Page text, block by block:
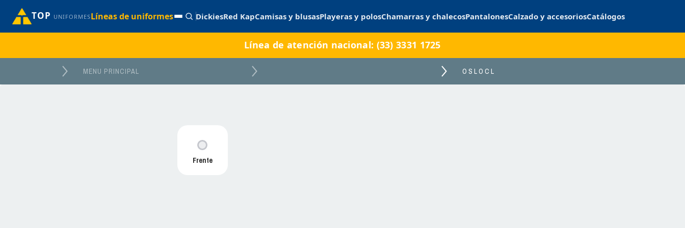
TOP UNIFORMESLíneas de uniformes DickiesRed KapCamisas y blusasPlayeras y polosChamarras y chalecosPantalonesCalzado y accesoriosCatálogos
Línea de atención nacional: (33) 3331 1725
MENU PRINCIPAL OSLOCL
Frente